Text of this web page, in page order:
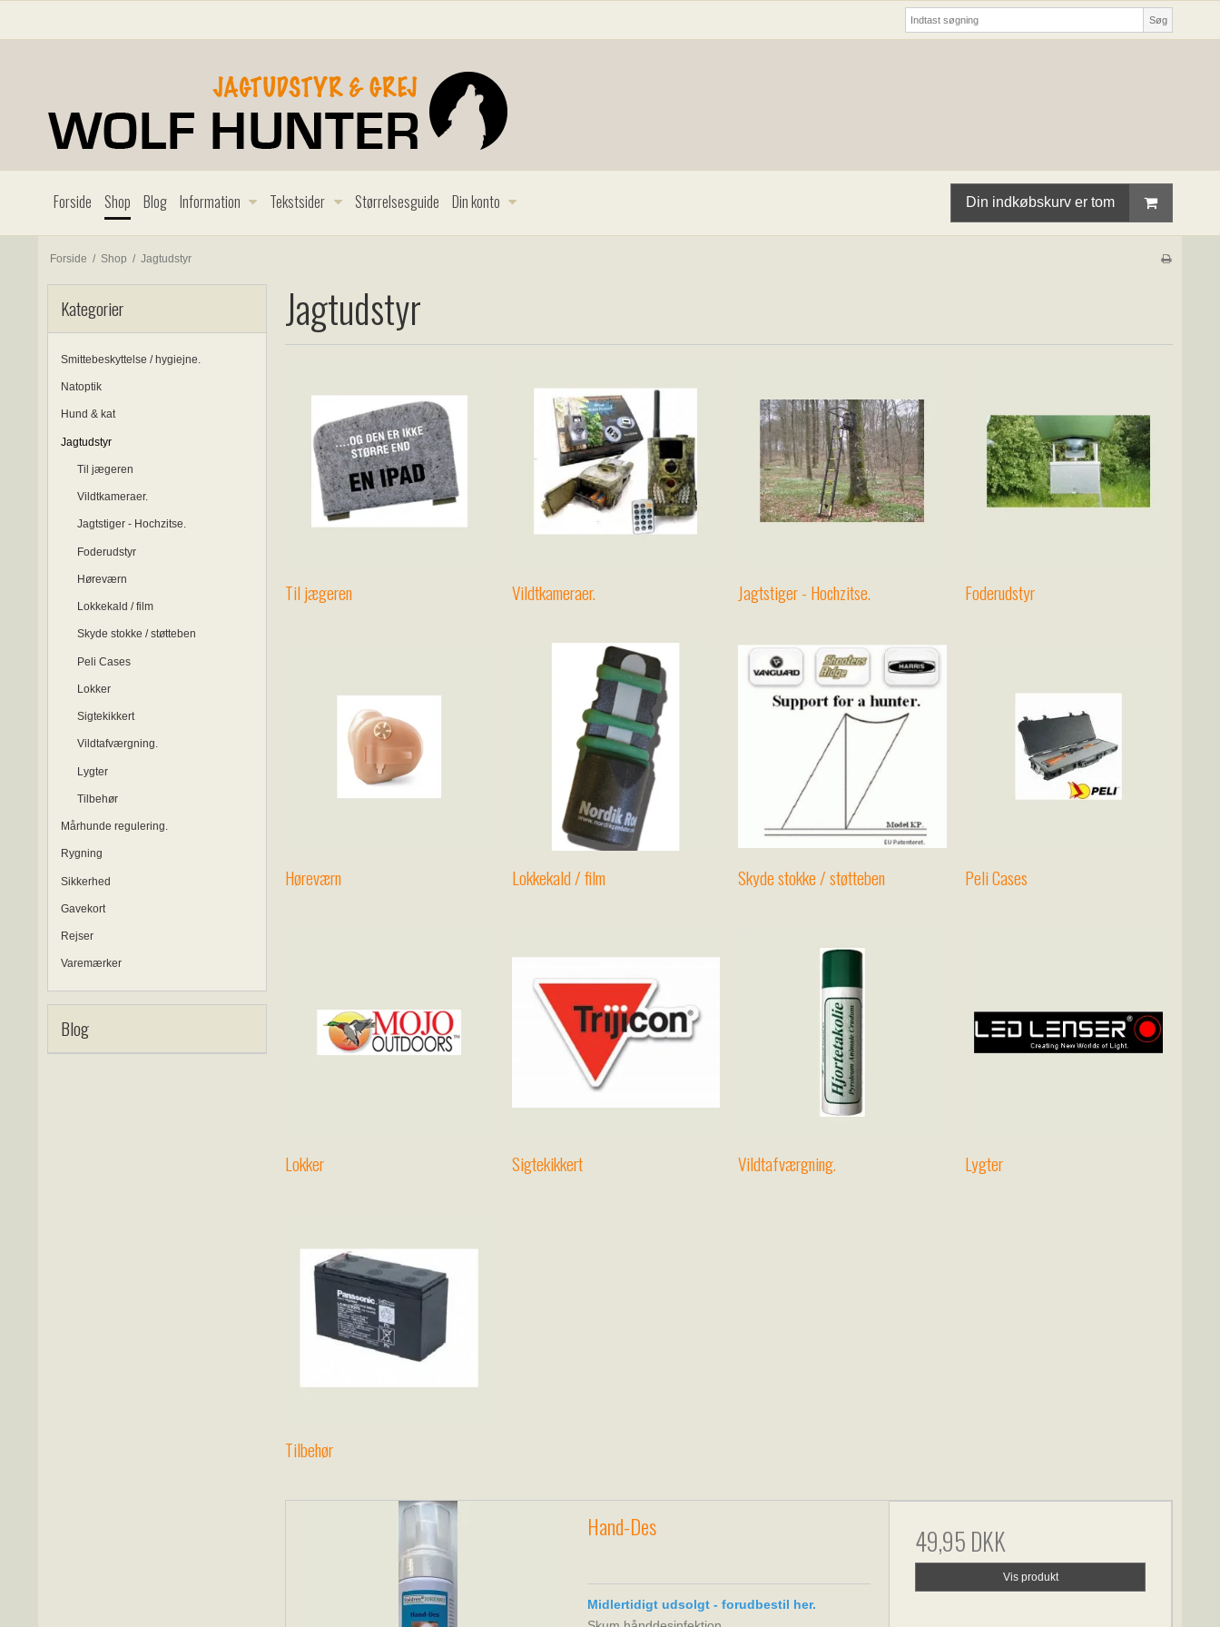
Søg
Forside Shop Blog Information Tekstsider Størrelsesguide Din konto Din indkøbskurv er tom
Forside / Shop / Jagtudstyr
Kategorier
Smittebeskyttelse / hygiejne.
Natoptik
Hund & kat
Jagtudstyr
Til jægeren
Vildtkameraer.
Jagtstiger - Hochzitse.
Foderudstyr
Høreværn
Lokkekald / film
Skyde stokke / støtteben
Peli Cases
Lokker
Sigtekikkert
Vildtafværgning.
Lygter
Tilbehør
Mårhunde regulering.
Rygning
Sikkerhed
Gavekort
Rejser
Varemærker
Blog
Jagtudstyr
Til jægeren Vildtkameraer. Jagtstiger - Hochzitse. Foderudstyr
Høreværn Lokkekald / film Skyde stokke / støtteben Peli Cases
Lokker Sigtekikkert Vildtafværgning. Lygter
Tilbehør
Hand-Des
Midlertidigt udsolgt - forudbestil her.
49,95 DKK
Vis produkt